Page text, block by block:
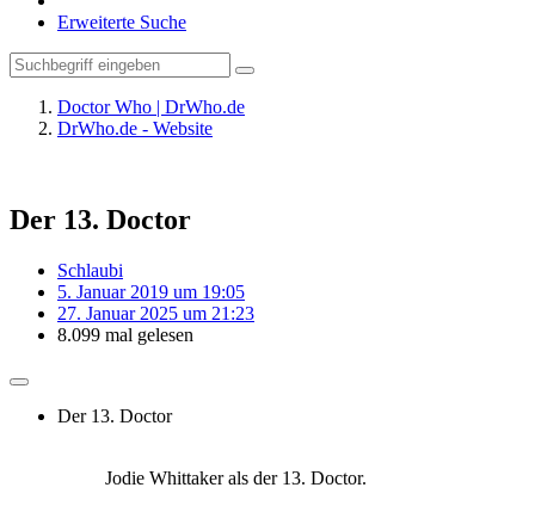
Erweiterte Suche
Doctor Who | DrWho.de
DrWho.de - Website
Der 13. Doctor
Schlaubi
5. Januar 2019 um 19:05
27. Januar 2025 um 21:23
8.099 mal gelesen
Der 13. Doctor
Jodie Whittaker als der 13. Doctor.